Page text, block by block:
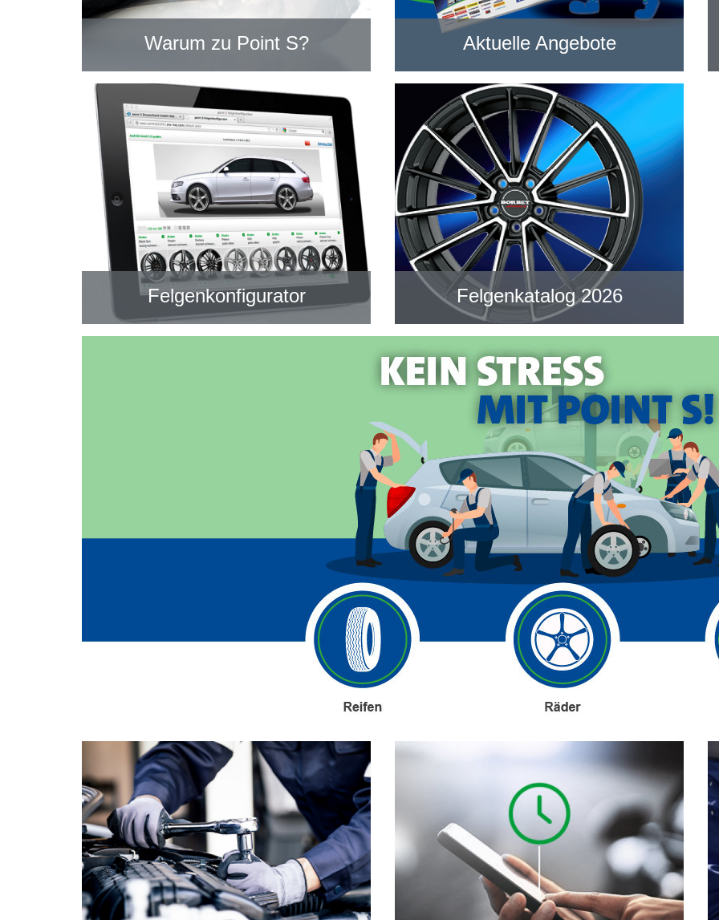
Warum zu Point S? Aktuelle Angebote
Felgenkonfigurator Felgenkatalog 2026